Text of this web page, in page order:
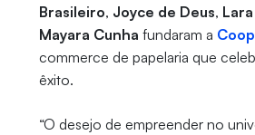
Brasileiro, Joyce de Deus,
Mayara Cunha fundaram a
commerce de papelaria que
êxito.
“O desejo de empreender no